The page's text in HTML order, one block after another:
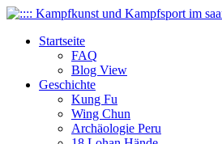
Startseite
FAQ
Blog View
Geschichte
Kung Fu
Wing Chun
Archäologie Peru